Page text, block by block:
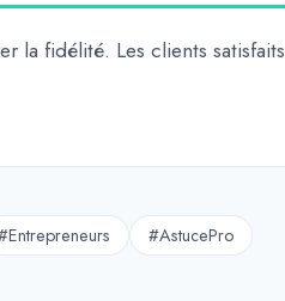
la fidélité. Les clients satisfaits
#AstucePro